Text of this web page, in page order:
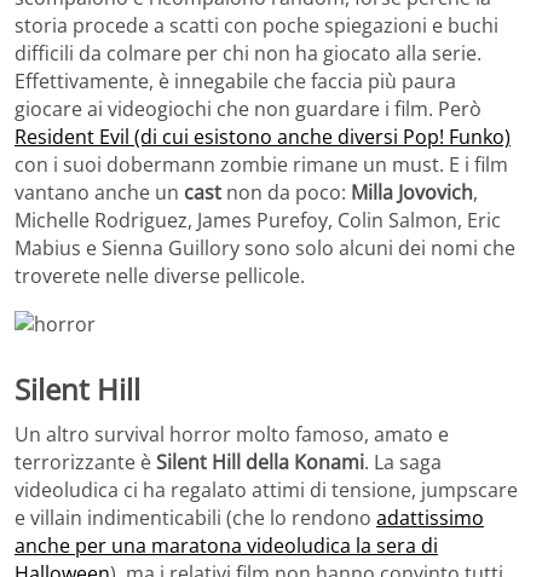
storia procede a scatti con poche spiegazioni e buchi
difficili da colmare per chi non ha giocato alla serie.
Effettivamente, è innegabile che faccia più paura
giocare ai videogiochi che non guardare i film. Però
Resident Evil (di cui esistono anche diversi Pop! Funko)
con i suoi dobermann zombie rimane un must. E i film
vantano anche un cast non da poco: Milla Jovovich,
Michelle Rodriguez, James Purefoy, Colin Salmon, Eric
Mabius e Sienna Guillory sono solo alcuni dei nomi che
troverete nelle diverse pellicole.
Silent Hill
Un altro survival horror molto famoso, amato e
terrorizzante èSilent Hill della Konami. La saga
videoludica ci ha regalato attimi di tensione, jumpscare
e villain indimenticabili (che lo rendono adattissimo
anche per una maratona videoludica la sera di